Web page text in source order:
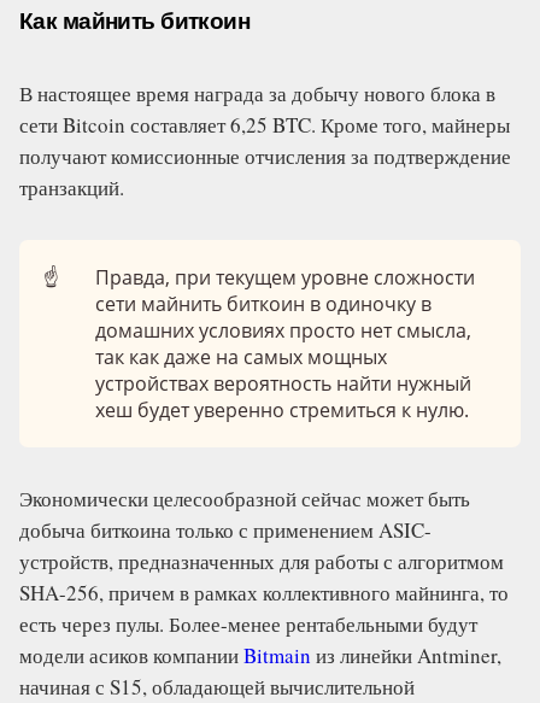
Как майнить биткоин
В настоящее время награда за добычу нового блока в
сети Bitcoin составляет 6,25 BTC. Кроме того, майнеры
получают комиссионные отчисления за подтверждение
транзакций.
☝️
Правда, при текущем уровне сложности
сети майнить биткоин в одиночку в
домашних условиях просто нет смысла,
так как даже на самых мощных
устройствах вероятность найти нужный
хеш будет уверенно стремиться к нулю.
Экономически целесообразной сейчас может быть
добыча биткоина только с применением ASIC-
устройств, предназначенных для работы с алгоритмом
SHA-256, причем в рамках коллективного майнинга, то
есть через пулы. Более-менее рентабельными будут
модели асиков компанииBitmain из линейки Antminer,
начиная с S15, обладающей вычислительной